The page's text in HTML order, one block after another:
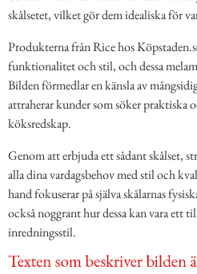
skålsetet, vilket gör dem idealiska för
Produkterna från Rice hos
funktionalitet och stil, och dessa
Bilden förmedlar en känsla av
attraherar kunder som söker
köksredskap.
Genom att erbjuda ett sådant skålset,
alla dina vardagsbehov med stil och
hand fokuserar på själva skålarnas
också noggrant hur dessa kan vara ett
inredningsstil.